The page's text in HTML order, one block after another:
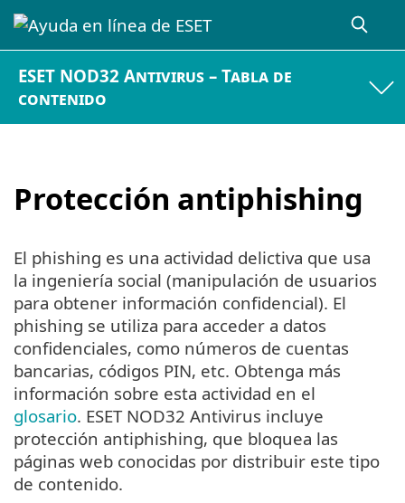
ESET NOD32 Antivirus – Tabla de
contenido
Protección antiphishing
El phishing es una actividad delictiva que usa
la ingeniería social (manipulación de usuarios
para obtener información confidencial). El
phishing se utiliza para acceder a datos
confidenciales, como números de cuentas
bancarias, códigos PIN, etc. Obtenga más
información sobre esta actividad en el
glosario. ESET NOD32 Antivirus incluye
protección antiphishing, que bloquea las
páginas web conocidas por distribuir este tipo
de contenido.